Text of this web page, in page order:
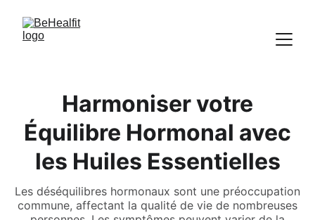
Harmoniser votre
Équilibre Hormonal avec
les Huiles Essentielles
Les déséquilibres hormonaux sont une préoccupation
commune, affectant la qualité de vie de nombreuses